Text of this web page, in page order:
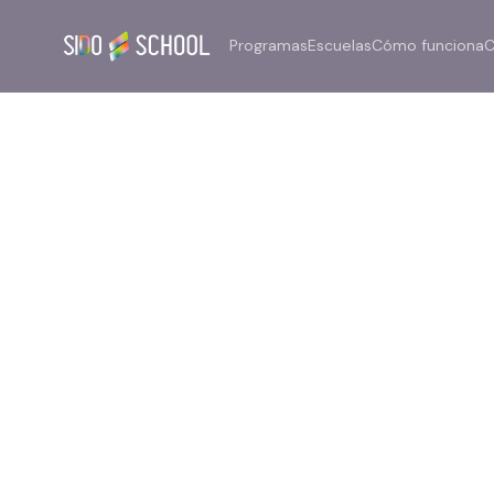
ProgramasEscuelasCómo funciona